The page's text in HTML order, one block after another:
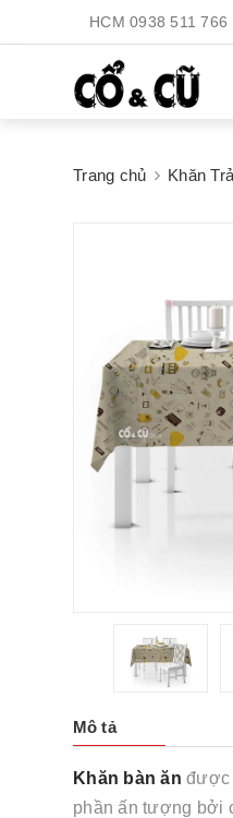
HCM 0938 511 766
Trang chủ Khăn
Mô tả
Khăn bàn ăn được
phần ấn tượng bởi